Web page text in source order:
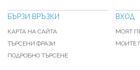
БЪРЗИ ВРЪЗКИ
КАРТА НА САЙТА
ТЪРСЕНИ ФРАЗИ
ПОДРОБНО ТЪРСЕНЕ
ВХОД
МОЯТ
МОИТЕ